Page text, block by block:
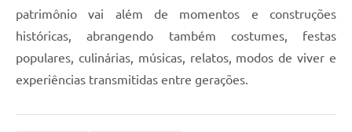
patrimônio vai além de momentos e construções
históricas, abrangendo também costumes, festas
populares, culinárias, músicas, relatos, modos de viver e
experiências transmitidas entre gerações.